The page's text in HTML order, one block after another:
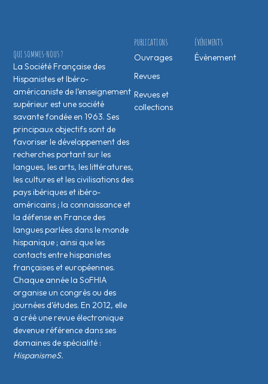
ÉVÉNEMENTS
Évènement
PUBLICATIONS
Ouvrages
Revues
Revues et
collections
QUI SOMMES-NOUS ?
La Société Française des
Hispanistes et Ibéro-
américaniste de l’enseignement
supérieur est une société
savante fondée en 1963. Ses
principaux objectifs sont de
favoriser le développement des
recherches portant sur les
langues, les arts, les littératures,
les cultures et les civilisations des
pays ibériques et ibéro-
américains ; la connaissance et
la défense en France des
langues parlées dans le monde
hispanique ; ainsi que les
contacts entre hispanistes
français·es et européen·nes.
Chaque année la SoFHIA
organise un congrès ou des
journées d’études. En 2012, elle
a créé une revue électronique
devenue référence dans ses
domaines de spécialité :
HispanismeS.